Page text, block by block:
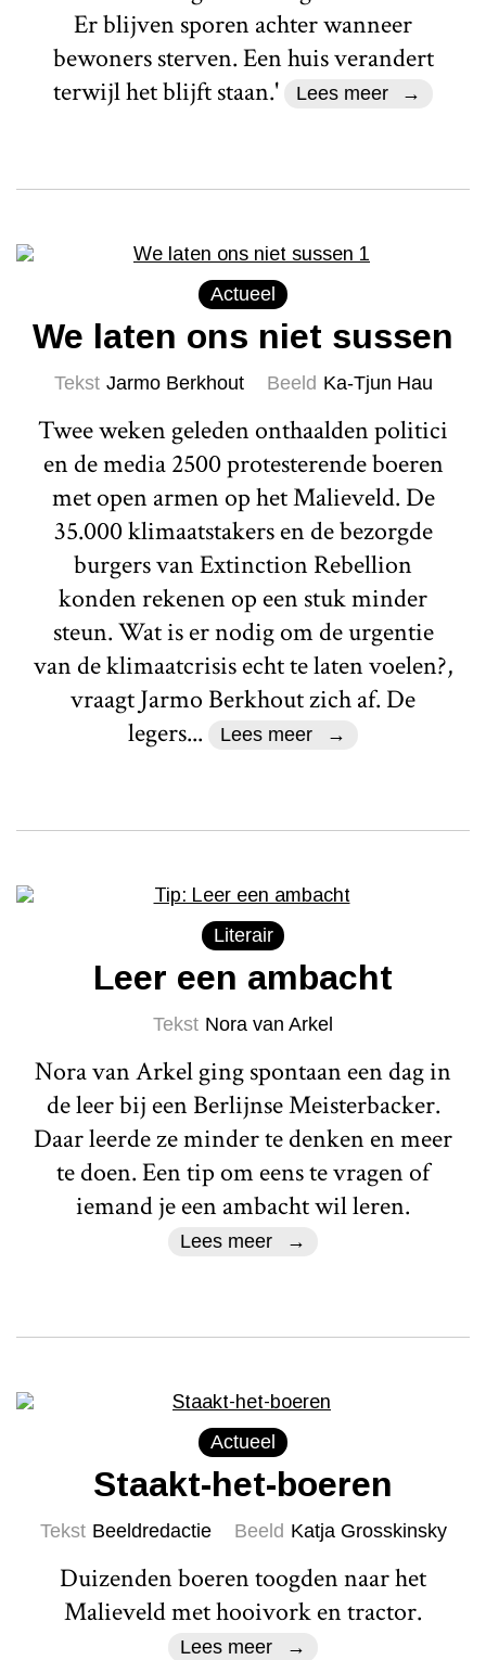
Er blijven sporen achter wanneer
bewoners sterven. Een huis verandert
terwijl het blijft staan.'
Lees meer
Actueel
We laten ons niet sussen
Tekst Jarmo Berkhout Beeld Ka-Tjun Hau
Twee weken geleden onthaalden politici
en de media 2500 protesterende boeren
met open armen op het Malieveld. De
35.000 klimaatstakers en de bezorgde
burgers van Extinction Rebellion
konden rekenen op een stuk minder
steun. Wat is er nodig om de urgentie
van de klimaatcrisis echt te laten voelen?,
vraagt Jarmo Berkhout zich af. De
legers...
Lees meer
Literair
Leer een ambacht
Tekst Nora van Arkel
Nora van Arkel ging spontaan een dag in
de leer bij een Berlijnse Meisterbacker.
Daar leerde ze minder te denken en meer
te doen. Een tip om eens te vragen of
iemand je een ambacht wil leren.
Lees meer
Actueel
Staakt-het-boeren
Tekst Beeldredactie Beeld Katja Grosskinsky
Duizenden boeren toogden naar het
Malieveld met hooivork en tractor.
Lees meer